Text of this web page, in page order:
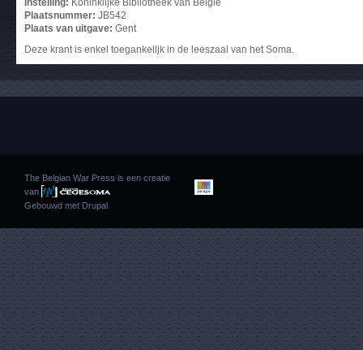
Instelling: Koninklijke Bibliotheek van België
Plaatsnummer: JB542
Plaats van uitgave: Gent
Deze krant is enkel toegankelijk in de leeszaal van het Soma.
The Belgian War Press is een creatie
van
Gebouwd met Drupal